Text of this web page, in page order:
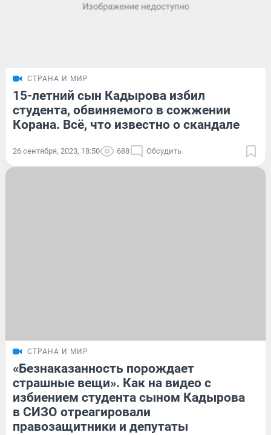
СТРАНА И МИР
15-летний сын Кадырова избил
студента, обвиняемого в сожжении
Корана. Всё, что известно о скандале
26 сентября, 2023, 18:50 688 Обсудить
СТРАНА И МИР
«Безнаказанность порождает
страшные вещи». Как на видео с
избиением студента сыном Кадырова
в СИЗО отреагировали
правозащитники и депутаты